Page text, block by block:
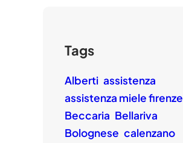
Tags
Alberti assistenza
assistenza miele firenze
Beccaria Bellariva
Bolognese calenzano